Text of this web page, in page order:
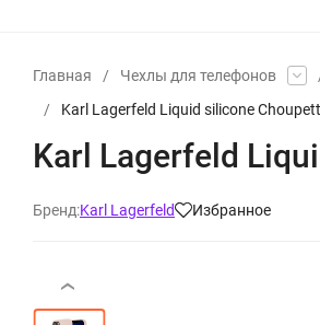
Главная / Чехлы для телефонов
/
Karl Lagerfeld Liquid silicone
Karl Lagerfeld
Бренд:Karl Lagerfeld Избранное
‹